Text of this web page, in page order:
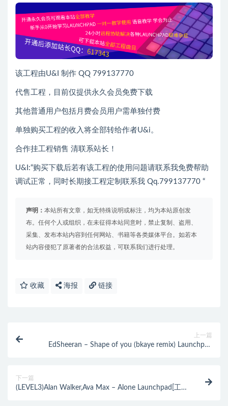
该工程由U&I 制作 QQ 799137770
代售工程，目前仅提供永久会员免费下载
其他普通用户包括月费会员用户需单独付费
单独购买工程的收入将全部转给作者U&i。
合作挂工程销售 清联系站长！
U&I:“购买下载后若有该工程的使用问题请联系我免费帮助
调试正常，同时长期接工程定制联系我 Qq.799137770 “
声明： 本站所有文章，如无特殊说明或标注，均为本站原创发
布。任何个人或组织，在未征得本站同意时，禁止复制、盗用、
采集、发布本站内容到任何网站、书籍等各类媒体平台。如若本
站内容侵犯了原著者的合法权益，可联系我们进行处理。
收藏 海报 链接
上一篇
EdSheeran – Shape of you (bkaye remix) Launchpad
下一篇
(LEVEL3)Alan Walker,Ava Max – Alone Launchpad[工程